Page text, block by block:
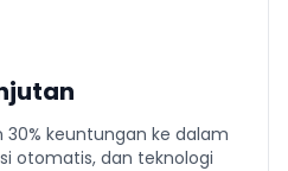
keuntungan ke dalam
otomatis, dan teknologi